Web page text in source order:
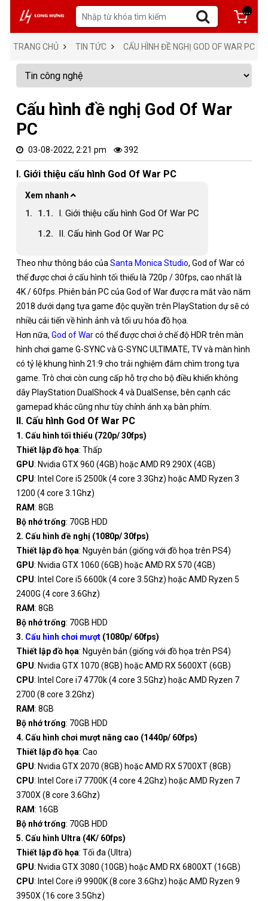
...
TRANG CHỦ TIN TỨC CẤU HÌNH ĐỀ NGHỊ GOD OF WAR PC
Cấu hình đề nghị God Of War
PC
03-08-2022, 2:21 pm 392
I. Giới thiệu cấu hình God Of War PC
Xem nhanh
I. Giới thiệu cấu hình God Of War PC
II. Cấu hình God Of War PC
Theo như thông báo của Santa Monica Studio, God of War có
thể được chơi ở cấu hình tối thiểu là 720p / 30fps, cao nhất là
4K / 60fps. Phiên bản PC của God of War được ra mắt vào năm
2018 dưới dạng tựa game độc ​​quyền trên PlayStation dự sẽ có
nhiều cải tiến về hình ảnh và tối ưu hóa đồ họa.
Hơn nữa, God of Warcó thể được chơi ở chế độ HDR trên màn
hình chơi game G-SYNC và G-SYNC ULTIMATE, TV và màn hình
có tỷ lệ khung hình 21:9 cho trải nghiệm đắm chìm trong tựa
game. Trò chơi còn cung cấp hỗ trợ cho bộ điều khiển không
dây PlayStation DualShock 4 và DualSense, bên cạnh các
gamepad khác cũng như tùy chỉnh ánh xạ bàn phím.
II. Cấu hình God Of War PC
1. Cấu hình tối thiểu (720p/ 30fps)
Thiết lập đồ họa: Thấp
GPU: Nvidia GTX 960 (4GB) hoặc AMD R9 290X (4GB)
CPU: Intel Core i5 2500k (4 core 3.3Ghz) hoặc AMD Ryzen 3
1200 (4 core 3.1Ghz)
RAM: 8GB
Bộ nhớ trống: 70GB HDD
2. Cấu hình đề nghị (1080p/ 30fps)
Thiết lập đồ họa: Nguyên bản (giống với đồ họa trên PS4)
GPU: Nvidia GTX 1060 (6GB) hoặc AMD RX 570 (4GB)
CPU: Intel Core i5 6600k (4 core 3.5Ghz) hoặc AMD Ryzen 5
2400G (4 core 3.6Ghz)
RAM: 8GB
Bộ nhớ trống: 70GB HDD
3. Cấu hình chơi mượt (1080p/ 60fps)
Thiết lập đồ họa: Nguyên bản (giống với đồ họa trên PS4)
GPU: Nvidia GTX 1070 (8GB) hoặc AMD RX 5600XT (6GB)
CPU: Intel Core i7 4770k (4 core 3.5Ghz) hoặc AMD Ryzen 7
2700 (8 core 3.2Ghz)
RAM: 8GB
Bộ nhớ trống: 70GB HDD
4. Cấu hình chơi mượt nâng cao (1440p/ 60fps)
Thiết lập đồ họa: Cao
GPU: Nvidia GTX 2070 (8GB) hoặc AMD RX 5700XT (8GB)
CPU: Intel Core i7 7700K (4 core 4.2Ghz) hoặc AMD Ryzen 7
3700X (8 core 3.6Ghz)
RAM: 16GB
Bộ nhớ trống: 70GB HDD
5. Cấu hình Ultra (4K/ 60fps)
Thiết lập đồ họa: Tối đa (Ultra)
GPU: Nvidia GTX 3080 (10GB) hoặc AMD RX 6800XT (16GB)
CPU: Intel Core i9 9900K (8 core 3.6Ghz) hoặc AMD Ryzen 9
3950X (16 core 3.5Ghz)